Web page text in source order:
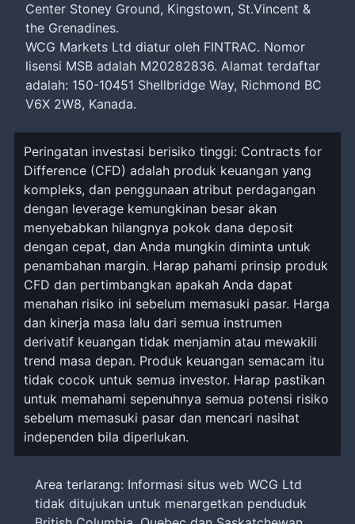
Center Stoney Ground, Kingstown, St.Vincent &
the Grenadines.
WCG Markets Ltd diatur oleh FINTRAC. Nomor
lisensi MSB adalah M20282836. Alamat terdaftar
adalah: 150-10451 Shellbridge Way, Richmond BC
V6X 2W8, Kanada.
Peringatan investasi berisiko tinggi: Contracts for
Difference (CFD) adalah produk keuangan yang
kompleks, dan penggunaan atribut perdagangan
dengan leverage kemungkinan besar akan
menyebabkan hilangnya pokok dana deposit
dengan cepat, dan Anda mungkin diminta untuk
penambahan margin. Harap pahami prinsip produk
CFD dan pertimbangkan apakah Anda dapat
menahan risiko ini sebelum memasuki pasar. Harga
dan kinerja masa lalu dari semua instrumen
derivatif keuangan tidak menjamin atau mewakili
trend masa depan. Produk keuangan semacam itu
tidak cocok untuk semua investor. Harap pastikan
untuk memahami sepenuhnya semua potensi risiko
sebelum memasuki pasar dan mencari nasihat
independen bila diperlukan.
Area terlarang: Informasi situs web WCG Ltd
tidak ditujukan untuk menargetkan penduduk